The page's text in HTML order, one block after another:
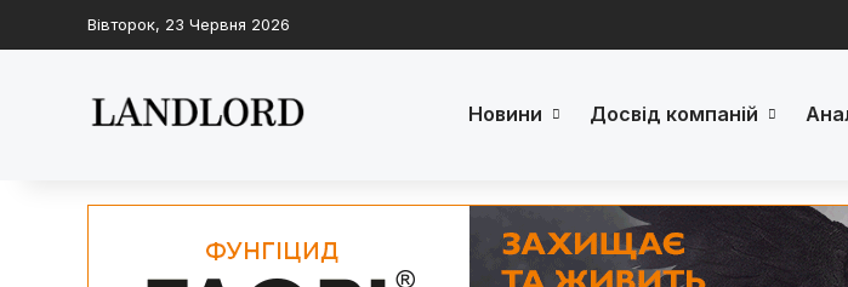
Вівторок, 23 Червня 2026
Новини Досвід компаній